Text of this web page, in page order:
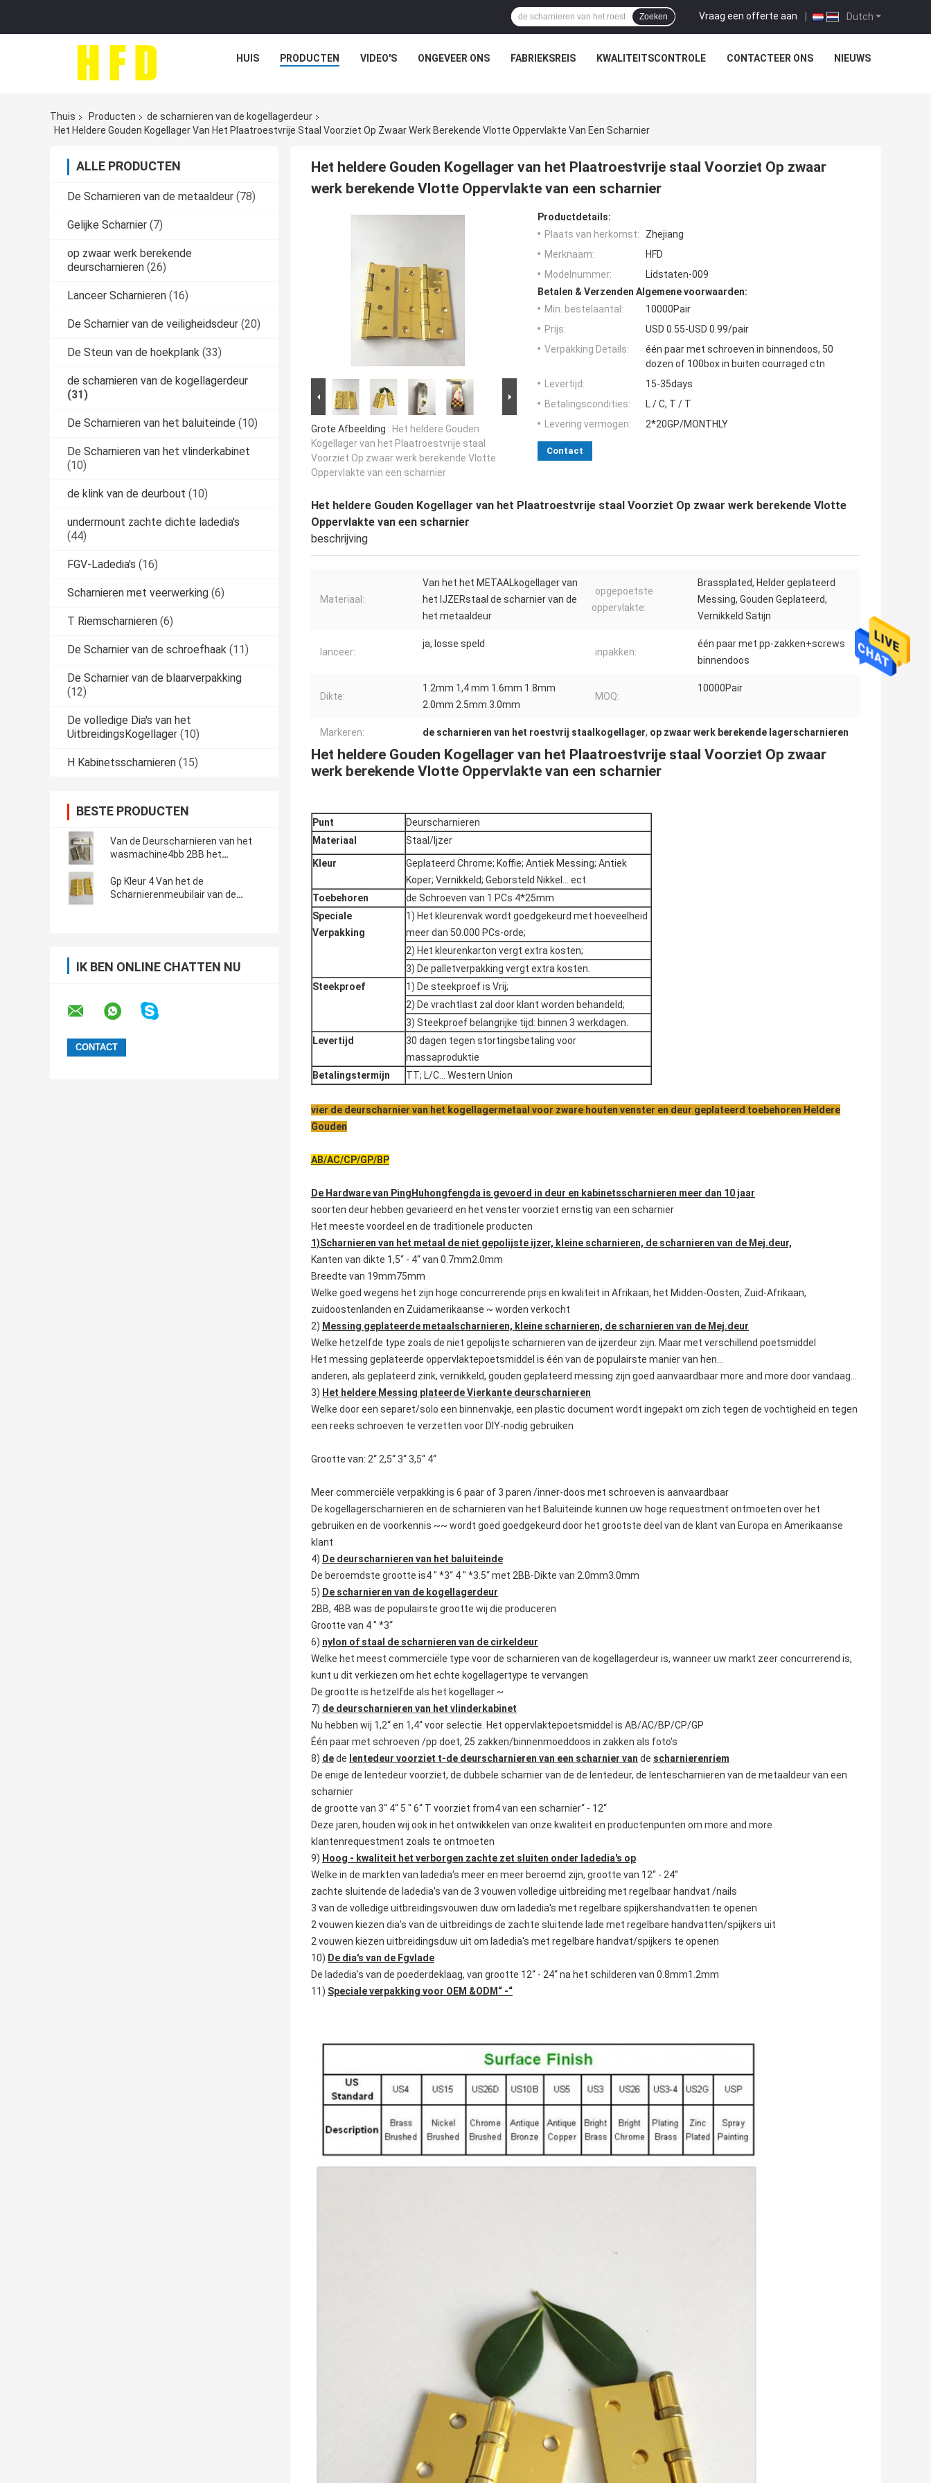
Dutch
Vraag een offerte aan |
Zoeken
HUIS PRODUCTEN VIDEO'S ONGEVEER ONS FABRIEKSREIS KWALITEITSCONTROLE CONTACTEER ONS NIEUWS
Thuis Producten
de scharnieren van de kogellagerdeur
Het Heldere Gouden Kogellager Van Het Plaatroestvrije Staal Voorziet Op Zwaar Werk Berekende Vlotte Oppervlakte Van Een Scharnier
ALLE PRODUCTEN
De Scharnieren van de metaaldeur (78)
Gelijke Scharnier (7)
op zwaar werk berekende
deurscharnieren (26)
Lanceer Scharnieren (16)
De Scharnier van de veiligheidsdeur (20)
De Steun van de hoekplank (33)
de scharnieren van de kogellagerdeur
(31)
De Scharnieren van het baluiteinde (10)
De Scharnieren van het vlinderkabinet
(10)
de klink van de deurbout (10)
undermount zachte dichte ladedia's
(44)
FGV-Ladedia's (16)
Scharnieren met veerwerking (6)
T Riemscharnieren (6)
De Scharnier van de schroefhaak (11)
De Scharnier van de blaarverpakking
(12)
De volledige Dia's van het
UitbreidingsKogellager (10)
H Kabinetsscharnieren (15)
BESTE PRODUCTEN
Van de Deurscharnieren van het
wasmachine4bb 2BB het
Opgepoetste Staal
Gp Kleur 4 Van het de
Scharnierenmeubilair van de
IK BEN ONLINE CHATTEN NU
Het heldere Gouden Kogellager van het Plaatroestvrije staal Voorziet Op zwaar
werk berekende Vlotte Oppervlakte van een scharnier
Grote Afbeelding : Het heldere Gouden
Kogellager van het Plaatroestvrije staal
Voorziet Op zwaar werk berekende Vlotte
Oppervlakte van een scharnier
Productdetails:
Plaats van herkomst:
Zhejiang
Merknaam:
HFD
Modelnummer:
Lidstaten-009
Betalen & Verzenden Algemene voorwaarden:
Min. bestelaantal:
10000Pair
Prijs:
USD 0.55-USD 0.99/pair
Verpakking Details:
één paar met schroeven in binnendoos, 50
dozen of 100box in buiten courraged ctn
Levertijd:
15-35days
Betalingscondities:
L / C, T / T
Levering vermogen:
2*20GP/MONTHLY
Contact
Het heldere Gouden Kogellager van het Plaatroestvrije staal Voorziet Op zwaar werk berekende Vlotte
Oppervlakte van een scharnier
beschrijving
Materiaal:
Van het het METAALkogellager van
het IJZERstaal de scharnier van de
het metaaldeur
opgepoetste
oppervlakte:
Brassplated, Helder geplateerd
Messing, Gouden Geplateerd,
Vernikkeld Satijn
lanceer:
ja, losse speld
inpakken:
één paar met pp-zakken+screws
binnendoos
Dikte:
1.2mm 1,4 mm 1.6mm 1.8mm
2.0mm 2.5mm 3.0mm
MOQ:
10000Pair
Markeren: de scharnieren van het roestvrij staalkogellager, op zwaar werk berekende lagerscharnieren
Het heldere Gouden Kogellager van het Plaatroestvrije staal Voorziet Op zwaar
werk berekende Vlotte Oppervlakte van een scharnier
Punt
Deurscharnieren
Materiaal
Staal/Ijzer
Kleur
Geplateerd Chrome; Koffie; Antiek Messing; Antiek
Koper; Vernikkeld; Geborsteld Nikkel… ect.
Toebehoren
de Schroeven van 1 PCs 4*25mm
Speciale
Verpakking
1) Het kleurenvak wordt goedgekeurd met hoeveelheid
meer dan 50.000 PCs-orde;
2) Het kleurenkarton vergt extra kosten;
3) De palletverpakking vergt extra kosten.
Steekproef
1) De steekproef is Vrij;
2) De vrachtlast zal door klant worden behandeld;
3) Steekproef belangrijke tijd: binnen 3 werkdagen.
Levertijd
30 dagen tegen stortingsbetaling voor
massaproduktie
Betalingstermijn
TT; L/C… Western Union
vier de deurscharnier van het kogellagermetaal voor zware houten venster en deur geplateerd toebehoren Heldere
Gouden
AB/AC/CP/GP/BP
De Hardware van PingHuhongfengda is gevoerd in deur en kabinetsscharnieren meer dan 10 jaar
soorten deur hebben gevarieerd en het venster voorziet ernstig van een scharnier
Het meeste voordeel en de traditionele producten
1)Scharnieren van het metaal de niet gepolijste ijzer, kleine scharnieren, de scharnieren van de Mej.deur,
Kanten van dikte 1,5“ - 4“ van 0.7mm2.0mm
Breedte van 19mm75mm
Welke goed wegens het zijn hoge concurrerende prijs en kwaliteit in Afrikaan, het Midden-Oosten, Zuid-Afrikaan,
zuidoostenlanden en Zuidamerikaanse ~ worden verkocht
2) Messing geplateerde metaalscharnieren, kleine scharnieren, de scharnieren van de Mej.deur
Welke hetzelfde type zoals de niet gepolijste scharnieren van de ijzerdeur zijn. Maar met verschillend poetsmiddel
Het messing geplateerde oppervlaktepoetsmiddel is één van de populairste manier van hen…
anderen, als geplateerd zink, vernikkeld, gouden geplateerd messing zijn goed aanvaardbaar more and more door vandaag…
3) Het heldere Messing plateerde Vierkante deurscharnieren
Welke door een separet/solo een binnenvakje, een plastic document wordt ingepakt om zich tegen de vochtigheid en tegen
een reeks schroeven te verzetten voor DIY-nodig gebruiken
Grootte van: 2“ 2,5“ 3“ 3,5“ 4“
Meer commerciële verpakking is 6 paar of 3 paren /inner-doos met schroeven is aanvaardbaar
De kogellagerscharnieren en de scharnieren van het Baluiteinde kunnen uw hoge requestment ontmoeten over het
gebruiken en de voorkennis ~~ wordt goed goedgekeurd door het grootste deel van de klant van Europa en Amerikaanse
klant
4) De deurscharnieren van het baluiteinde
De beroemdste grootte is4 " *3“ 4 " *3.5“ met 2BB-Dikte van 2.0mm3.0mm
5) De scharnieren van de kogellagerdeur
2BB, 4BB was de populairste grootte wij die produceren
Grootte van 4 " *3“
6) nylon of staal de scharnieren van de cirkeldeur
Welke het meest commerciële type voor de scharnieren van de kogellagerdeur is, wanneer uw markt zeer concurrerend is,
kunt u dit verkiezen om het echte kogellagertype te vervangen
De grootte is hetzelfde als het kogellager ~
7) de deurscharnieren van het vlinderkabinet
Nu hebben wij 1,2“ en 1,4“ voor selectie. Het oppervlaktepoetsmiddel is AB/AC/BP/CP/GP
Één paar met schroeven /pp doet, 25 zakken/binnenmoeddoos in zakken als foto's
8) dede lentedeur voorziet t-de deurscharnieren van een scharnier van de scharnierenriem
De enige de lentedeur voorziet, de dubbele scharnier van de de lentedeur, de lentescharnieren van de metaaldeur van een
scharnier
de grootte van 3“ 4“ 5 " 6“ T voorziet from4 van een scharnier“ - 12“
Deze jaren, houden wij ook in het ontwikkelen van onze kwaliteit en productenpunten om more and more
klantenrequestment zoals te ontmoeten
9) Hoog - kwaliteit het verborgen zachte zet sluiten onder ladedia's op
Welke in de markten van ladedia's meer en meer beroemd zijn, grootte van 12“ - 24“
zachte sluitende de ladedia's van de 3 vouwen volledige uitbreiding met regelbaar handvat /nails
3 van de volledige uitbreidingsvouwen duw om ladedia's met regelbare spijkershandvatten te openen
2 vouwen kiezen dia's van de uitbreidings de zachte sluitende lade met regelbare handvatten/spijkers uit
2 vouwen kiezen uitbreidingsduw uit om ladedia's met regelbare handvat/spijkers te openen
10) De dia's van de Fgvlade
De ladedia's van de poederdeklaag, van grootte 12“ - 24“ na het schilderen van 0.8mm1.2mm
11) Speciale verpakking voor OEM &ODM“ -“